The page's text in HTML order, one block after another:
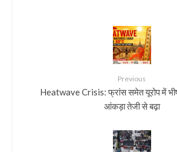
Previous
Heatwave Crisis: फ्रांस समेत यूरोप में भीषण
आंकड़ा तेजी से बढ़ा